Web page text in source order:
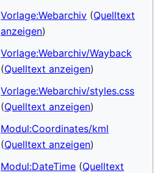
Vorlage:Webarchiv (Quelltext
anzeigen)
Vorlage:Webarchiv/Wayback
(Quelltext anzeigen)
Vorlage:Webarchiv/styles.css
(Quelltext anzeigen)
Modul:Coordinates/kml
(Quelltext anzeigen)
Modul:DateTime (Quelltext